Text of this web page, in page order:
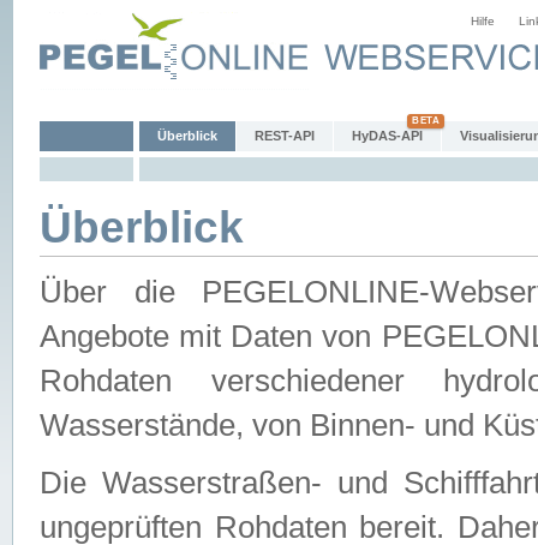
Hilfe
Überblick REST-API HyDAS-API
Überblick
Über die PEGELONLINE-
Angebote mit Daten von
Rohdaten verschiedener
Wasserstände, von Binnen- und
Die Wasserstraßen- und
ungeprüften Rohdaten bereit.